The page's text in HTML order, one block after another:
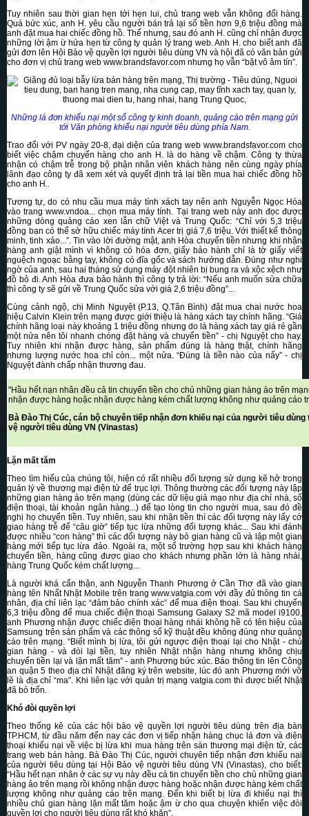
Tuy nhiên sau thời gian hẹn tới hẹn lui, chủ trang web vẫn không đổi hàng.
Quá bức xúc, anh H. yêu cầu người bán trả lại số tiền hơn 9,6 triệu đồng mà
anh đặt mua hai chiếc đồng hồ. Thế nhưng, sau đó anh H. cũng chỉ nhận được
những lời ậm ừ hứa hẹn từ công ty quản lý trang web. Anh H. cho biết anh đã
gửi đơn lên Hội Bảo vệ quyền lợi người tiêu dùng VN và hội đã có văn bản gửi
cho đơn vị chủ trang web www.brandsfavor.com nhưng họ vẫn “bặt vô âm tín”.
Những lá đơn khiếu nại một số công ty kinh doanh, quảng cáo trên mạng gửi
tới Văn phòng khiếu nại người tiêu dùng phía Nam.
Trao đổi với PV ngày 20-8, đại diện của trang web www.brandsfavor.com cho
biết việc chậm chuyển hàng cho anh H. là do hàng về chậm. Công ty thừa
nhận có chậm trễ trong bộ phận nhân viên khách hàng nên cùng ngày phía
lãnh đạo công ty đã xem xét và quyết định trả lại tiền mua hai chiếc đồng hồ
cho anh H..
Tương tự, do có nhu cầu mua máy tính xách tay nên anh Nguyễn Ngọc Hòa
vào trang www.vndoa... chọn mua máy tính. Tại trang web này anh đọc được
những dòng quảng cáo xen lẫn chữ Việt và Trung Quốc: “Chỉ với 5,3 triệu
đồng bạn có thể sở hữu chiếc máy tính Acer trị giá 7,6 triệu. Với thiết kế thông
minh, tinh xảo...”. Tin vào lời đường mật, anh Hòa chuyển tiền nhưng khi nhận
hàng anh giật mình vì không có hóa đơn, giấy bảo hành chỉ là tờ giấy viết
nguệch ngoạc bằng tay, không có đĩa gốc và sách hướng dẫn. Đúng như nghi
ngờ của anh, sau hai tháng sử dụng máy đột nhiên bị bung ra và xộc xệch như
đồ bỏ đi. Anh Hòa đưa bảo hành thì công ty trả lời: “Nếu anh muốn sửa chữa
thì công ty sẽ gửi về Trung Quốc sửa với giá 2,6 triệu đồng”...
Cùng cảnh ngộ, chị Minh Nguyệt (P.13, Q.Tân Bình) đặt mua chai nước hoa
hiệu Calvin Klein trên mạng được giới thiệu là hàng xách tay chính hãng. “Giá
chính hãng loại này khoảng 1 triệu đồng nhưng do là hàng xách tay giá rẻ gần
một nửa nên tôi nhanh chóng đặt hàng và chuyển tiền” - chị Nguyệt cho hay.
Tuy nhiên khi nhận được hàng, sản phẩm đúng là hàng thật, chính hãng
nhưng lượng nước hoa chỉ còn... một nửa. “Đúng là tiền nào của nấy” - chị
Nguyệt đành chấp nhận thương đau.
"Hầu hết nạn nhân đều cả tin chuyển tiền cho chủ những gian hàng ảo trên
nhận được hàng hoặc nhận được hàng kém chất lượng không như quảng cáo
Bà Đào Thị Cúc, cán bộ chuyên tiếp nhận đơn khiếu nại của người tiêu dùng
vệ người tiêu dùng VN (Vinastas)
Lặn mất tăm
Theo tìm hiểu của chúng tôi, hiện có rất nhiều đối tượng sử dụng kẽ hở trong
quản lý về thương mại điện tử để trục lợi. Thông thường các đối tượng này lập
những gian hàng ảo trên mạng (dùng các dữ liệu giả mạo như địa chỉ nhà, số
điện thoại, tài khoản ngân hàng...) để tạo lòng tin cho người mua, sau đó đề
nghị họ chuyển tiền. Tuy nhiên, sau khi nhận tiền thì các đối tượng này lấy cớ
giao hàng trễ để “câu giờ” tiếp tục lừa những đối tượng khác... Sau khi đánh
được nhiều “con hàng” thì các đối tượng này bỏ gian hàng cũ và lập một gian
hàng mới tiếp tục lừa đảo. Ngoài ra, một số trường hợp sau khi khách hàng
chuyển tiền, hàng cũng được giao cho khách nhưng phần lớn là hàng nhái,
hàng Trung Quốc kém chất lượng...
Là người khá cẩn thận, anh Nguyễn Thanh Phương ở Cần Thơ đã vào gian
hàng tên Nhất Nhật Mobile trên trang www.vatgia.com với đầy đủ thông tin cá
nhân, địa chỉ liên lạc “đảm bảo chính xác” để mua điện thoại. Sau khi chuyển
6,3 triệu đồng để mua chiếc điện thoại Samsung Galaxy S2 mã model i9100,
anh Phương nhận được chiếc điện thoại hàng nhái không hề có tên hiệu của
Samsung trên sản phẩm và các thông số kỹ thuật đều không đúng như quảng
cáo trên mạng. “Biết mình bị lừa, tôi gửi ngược điện thoại lại cho Nhật - chủ
gian hàng - và đòi lại tiền, tuy nhiên Nhật nhận hàng nhưng không chịu
chuyển tiền lại và lặn mất tăm” - anh Phương bức xúc. Báo thông tin lên Công
an quận 5 theo địa chỉ Nhật đăng ký trên website, lúc đó anh Phương mới vỡ
lẽ là địa chỉ “ma”. Khi liên lạc với quản trị mạng vatgia.com thì được biết Nhật
đã bỏ trốn.
Khó đòi quyền lợi
Theo thống kê của các hội bảo vệ quyền lợi người tiêu dùng trên địa bàn
TP.HCM, từ đầu năm đến nay các đơn vị tiếp nhận hàng chục lá đơn và điện
thoại khiếu nại về việc bị lừa khi mua hàng trên sàn thương mại điện tử, các
trang web bán hàng. Bà Đào Thị Cúc, người chuyên tiếp nhận đơn khiếu nại
của người tiêu dùng tại Hội Bảo vệ người tiêu dùng VN (Vinastas), cho biết:
“Hầu hết nạn nhân ở các sự vụ này đều cả tin chuyển tiền cho chủ những gian
hàng ảo trên mạng rồi không nhận được hàng hoặc nhận được hàng kém chất
lượng không như quảng cáo trên mạng. Đến khi biết bị lừa đi khiếu nại thì
nhiều chủ gian hàng lặn mất tăm hoặc ậm ừ cho qua chuyện khiến việc đòi
quyền lợi cho người tiêu dùng rất khó khăn”.